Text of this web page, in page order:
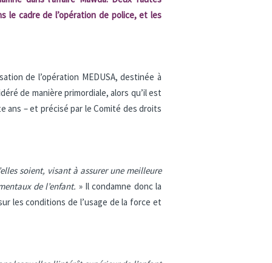
le cadre de l’opération de police, et les
de l’opération MEDUSA, destinée à
de manière primordiale, alors qu’il est
ans – et précisé par le Comité des droits
soient, visant à assurer une meilleure
de l’enfant. » Il condamne donc la
les conditions de l’usage de la force et